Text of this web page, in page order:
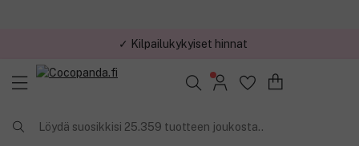
✓ Kilpailukykyiset hinnat
Löydä suosikkisi 25.359 tuotteen joukosta..